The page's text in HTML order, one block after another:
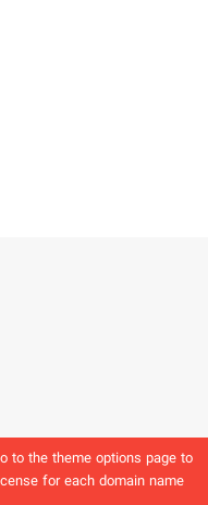
to the theme options page to
for each domain name.